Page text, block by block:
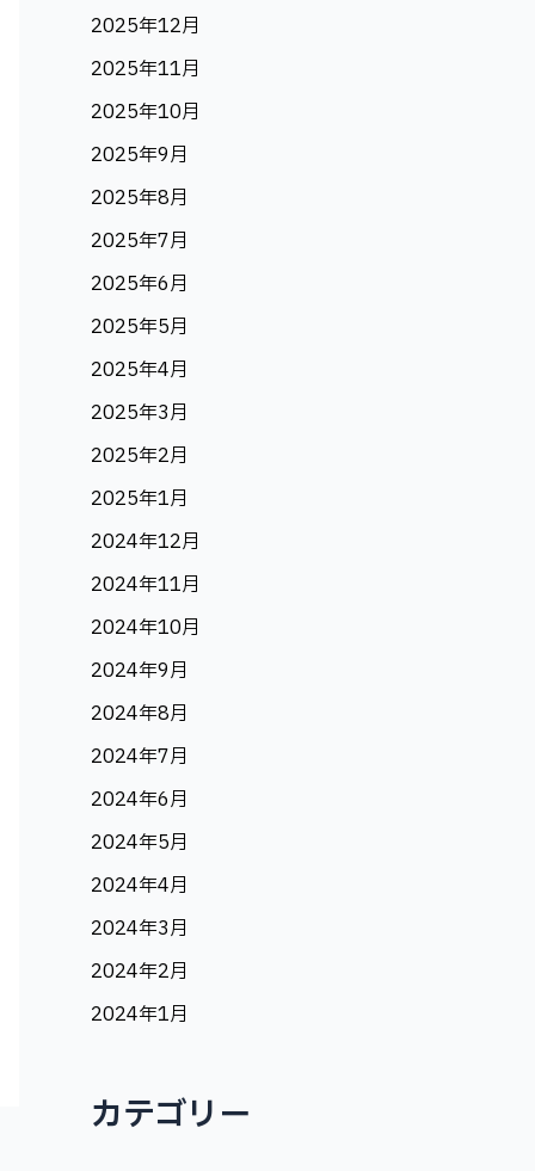
2025年12月
2025年11月
2025年10月
2025年9月
2025年8月
2025年7月
2025年6月
2025年5月
2025年4月
2025年3月
2025年2月
2025年1月
2024年12月
2024年11月
2024年10月
2024年9月
2024年8月
2024年7月
2024年6月
2024年5月
2024年4月
2024年3月
2024年2月
2024年1月
カテゴリー